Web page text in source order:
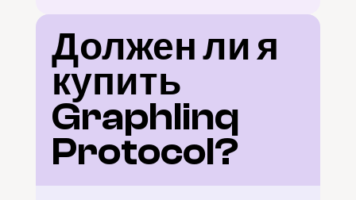
Должен ли я
купить
Graphlinq
Protocol?